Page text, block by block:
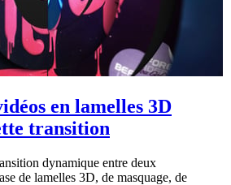
en lamelles 3D
transition
dynamique entre deux
de lamelles 3D, de masquage, de